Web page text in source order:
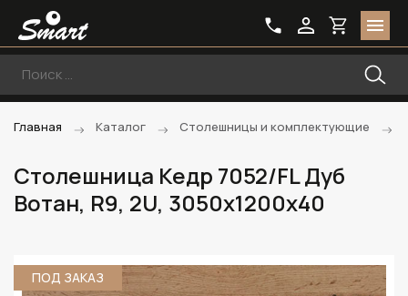
Главная Каталог Столешницы и комплектующие
Столешница Кедр 7052/FL Дуб
Вотан, R9, 2U, 3050х1200х40
ПОД ЗАКАЗ